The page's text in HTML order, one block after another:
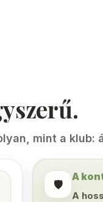
mint a klub:
🛡️
A
A